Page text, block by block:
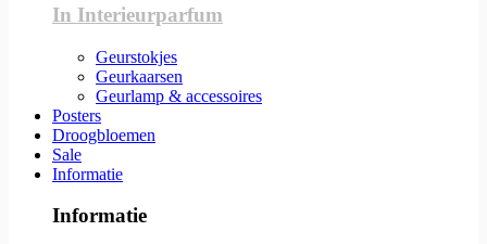
In Interieurparfum
Geurstokjes
Geurkaarsen
Geurlamp & accessoires
Posters
Droogbloemen
Sale
Informatie
Informatie